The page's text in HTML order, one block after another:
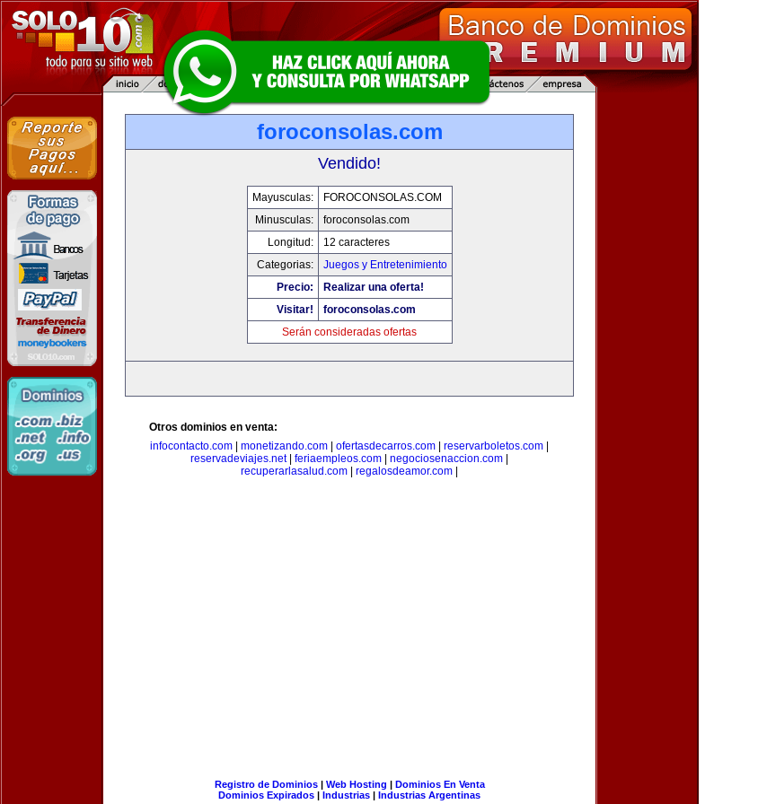
foroconsolas.com
Vendido!
Mayusculas:
FOROCONSOLAS.COM
Minusculas:
foroconsolas.com
Longitud:
12 caracteres
Categorias:
Juegos y Entretenimiento
Precio:
Realizar una oferta!
Visitar!
foroconsolas.com
Serán consideradas ofertas
Otros dominios en venta:
infocontacto.com
monetizando.com ofertasdecarros.com reservarboletos.com
reservadeviajes.net| feriaempleos.com negociosenaccion.com
recuperarlasalud.com
regalosdeamor.com
Registro de Dominios| Web Hosting | Dominios En Venta
Dominios Expirados | Industrias | Industrias Argentinas